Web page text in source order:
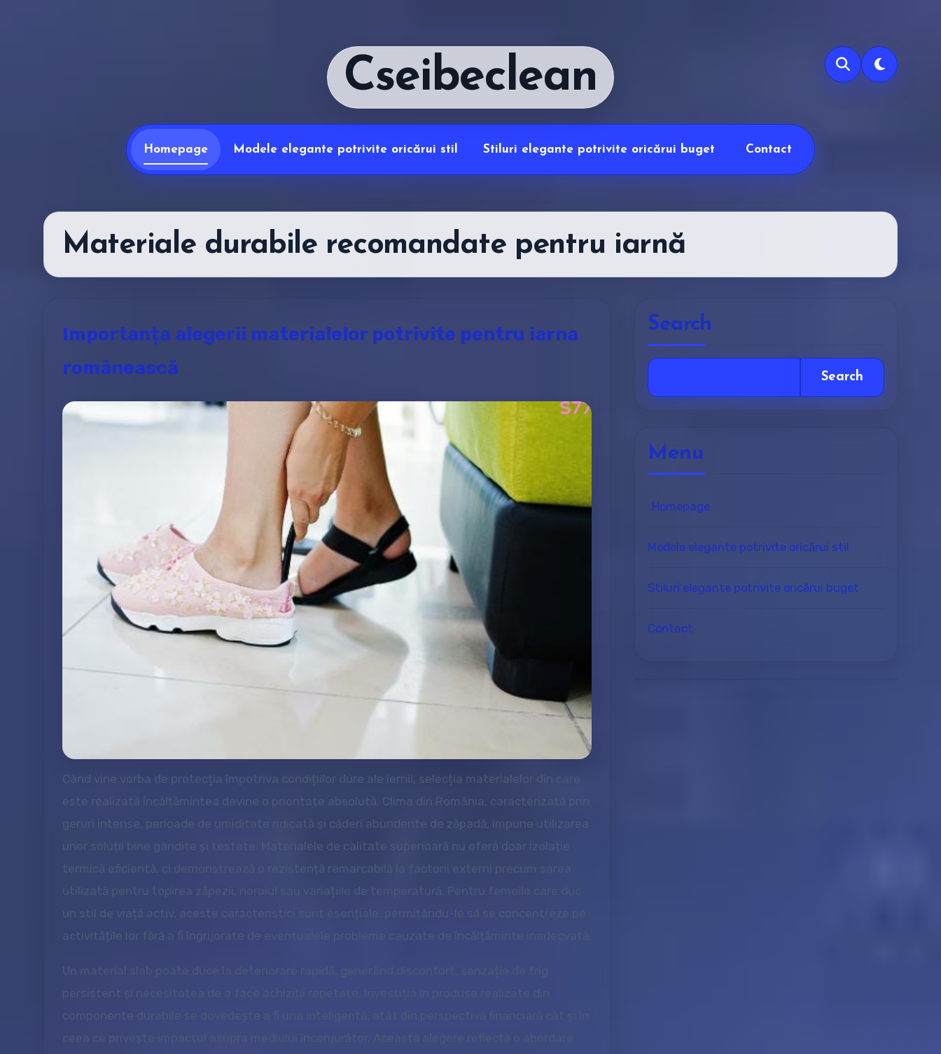
Cseibeclean
Homepage Modele elegante potrivite oricărui stil Stiluri elegante potrivite oricărui buget Contact
Materiale durabile recomandate pentru iarnă
Importanța alegerii materialelor potrivite pentru iarna
românească
Când vine vorba de protecția împotriva condițiilor dure ale iernii, selecția materialelor din care
este realizată încălțămintea devine o prioritate absolută. Clima din România, caracterizată prin
geruri intense, perioade de umiditate ridicată și căderi abundente de zăpadă, impune utilizarea
unor soluții bine gândite și testate. Materialele de calitate superioară nu oferă doar izolație
termică eficientă, ci demonstrează o rezistență remarcabilă la factorii externi precum sarea
activitățile lor fără a fi îngrijorate de eventualele probleme cauzate de încălțăminte inadecvată.
Search
Search
Menu
Homepage
Modele elegante potrivite oricărui stil
Stiluri elegante potrivite oricărui buget
Contact